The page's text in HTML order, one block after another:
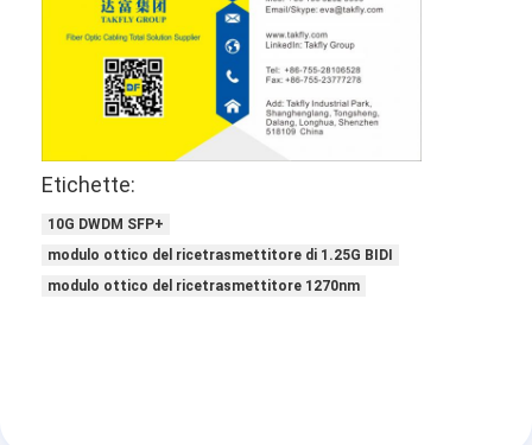
Etichette:
10G DWDM SFP+
modulo ottico del ricetrasmettitore di 1.25G BIDI
modulo ottico del ricetrasmettitore 1270nm